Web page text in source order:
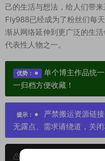
己的生活与想法，给人们带
FIy988已经成为了粉丝们每
渐从网络延伸到更广泛的生
代表性人物之一。
优势：
单个博主作品统
一归档方便收藏！
提示：
严禁搬运资源链
无露点、需求请绕道，关闭
申明：本文资源均来源网